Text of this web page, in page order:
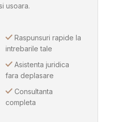
usoara.
Raspunsuri rapide la
intrebarile tale
Asistenta juridica
fara deplasare
Consultanta
completa